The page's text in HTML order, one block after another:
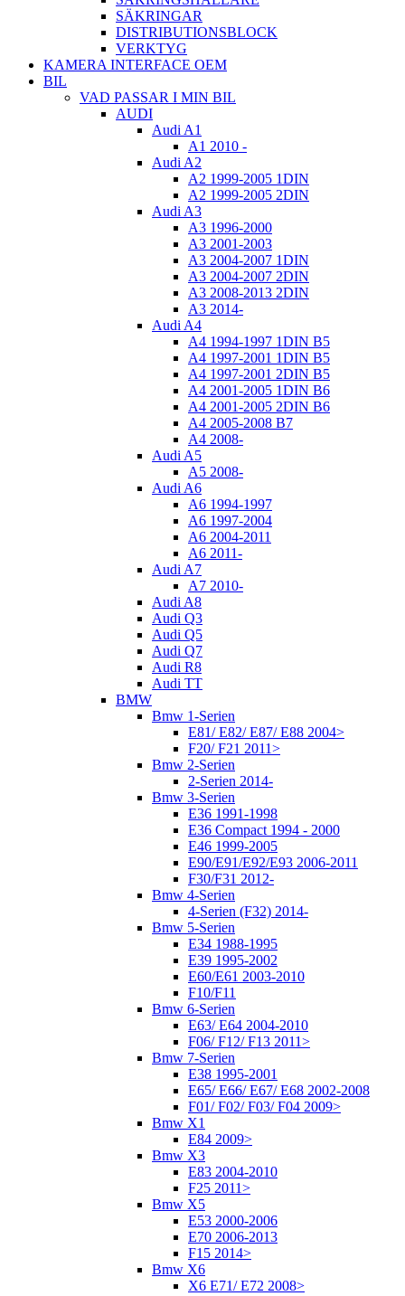
SÄKRINGAR
DISTRIBUTIONSBLOCK
VERKTYG
KAMERA INTERFACE OEM
BIL
VAD PASSAR I MIN BIL
AUDI
Audi A1
A1 2010 -
Audi A2
A2 1999-2005 1DIN
A2 1999-2005 2DIN
Audi A3
A3 1996-2000
A3 2001-2003
A3 2004-2007 1DIN
A3 2004-2007 2DIN
A3 2008-2013 2DIN
A3 2014-
Audi A4
A4 1994-1997 1DIN B5
A4 1997-2001 1DIN B5
A4 1997-2001 2DIN B5
A4 2001-2005 1DIN B6
A4 2001-2005 2DIN B6
A4 2005-2008 B7
A4 2008-
Audi A5
A5 2008-
Audi A6
A6 1994-1997
A6 1997-2004
A6 2004-2011
A6 2011-
Audi A7
A7 2010-
Audi A8
Audi Q3
Audi Q5
Audi Q7
Audi R8
Audi TT
BMW
Bmw 1-Serien
E81/ E82/ E87/ E88 2004>
F20/ F21 2011>
Bmw 2-Serien
2-Serien 2014-
Bmw 3-Serien
E36 1991-1998
E36 Compact 1994 - 2000
E46 1999-2005
E90/E91/E92/E93 2006-2011
F30/F31 2012-
Bmw 4-Serien
4-Serien (F32) 2014-
Bmw 5-Serien
E34 1988-1995
E39 1995-2002
E60/E61 2003-2010
F10/F11
Bmw 6-Serien
E63/ E64 2004-2010
F06/ F12/ F13 2011>
Bmw 7-Serien
E38 1995-2001
E65/ E66/ E67/ E68 2002-2008
F01/ F02/ F03/ F04 2009>
Bmw X1
E84 2009>
Bmw X3
E83 2004-2010
F25 2011>
Bmw X5
E53 2000-2006
E70 2006-2013
F15 2014>
Bmw X6
X6 E71/ E72 2008>